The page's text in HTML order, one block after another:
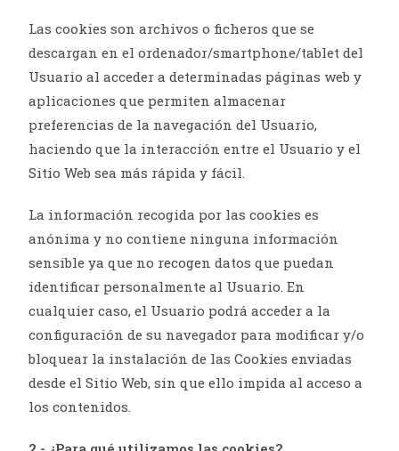
Las cookies son archivos o ficheros que se
descargan en el ordenador/smartphone/tablet del
Usuario al acceder a determinadas páginas web y
aplicaciones que permiten almacenar
preferencias de la navegación del Usuario,
haciendo que la interacción entre el Usuario y el
Sitio Web sea más rápida y fácil.
La información recogida por las cookies es
anónima y no contiene ninguna información
sensible ya que no recogen datos que puedan
identificar personalmente al Usuario. En
cualquier caso, el Usuario podrá acceder a la
configuración de su navegador para modificar y/o
bloquear la instalación de las Cookies enviadas
desde el Sitio Web, sin que ello impida al acceso a
los contenidos.